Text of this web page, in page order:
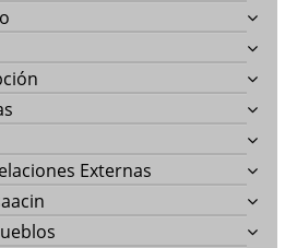
Externas